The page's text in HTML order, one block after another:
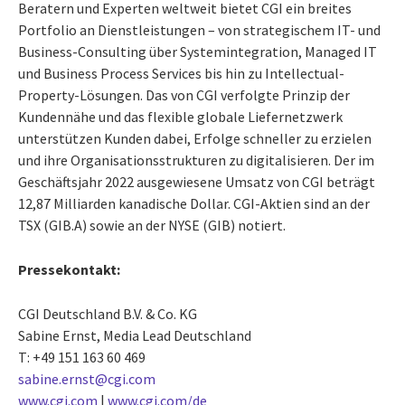
Beratern und Experten weltweit bietet CGI ein breites
Portfolio an Dienstleistungen – von strategischem IT- und
Business-Consulting über Systemintegration, Managed IT
und Business Process Services bis hin zu Intellectual-
Property-Lösungen. Das von CGI verfolgte Prinzip der
Kundennähe und das flexible globale Liefernetzwerk
unterstützen Kunden dabei, Erfolge schneller zu erzielen
und ihre Organisationsstrukturen zu digitalisieren. Der im
Geschäftsjahr 2022 ausgewiesene Umsatz von CGI beträgt
12,87 Milliarden kanadische Dollar. CGI-Aktien sind an der
TSX (GIB.A) sowie an der NYSE (GIB) notiert.
Pressekontakt:
CGI Deutschland B.V. & Co. KG
Sabine Ernst, Media Lead Deutschland
T: +49 151 163 60 469
sabine.ernst@cgi.com
www.cgi.com | www.cgi.com/de